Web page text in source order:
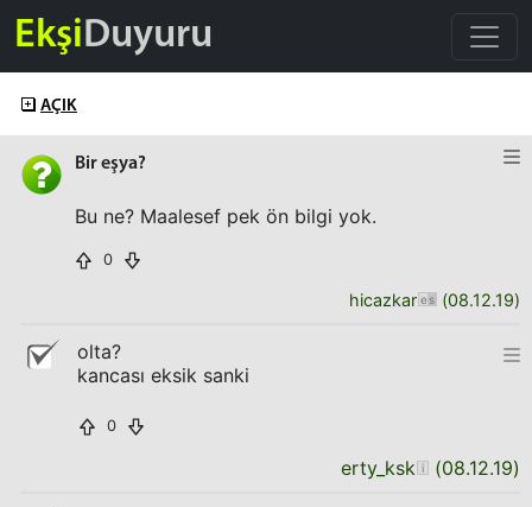
EkşiDuyuru
AÇIK
Bir eşya?
Bu ne? Maalesef pek ön bilgi yok.
0
hicazkar (08.12.19)
olta?
kancası eksik sanki
0
erty_ksk (08.12.19)